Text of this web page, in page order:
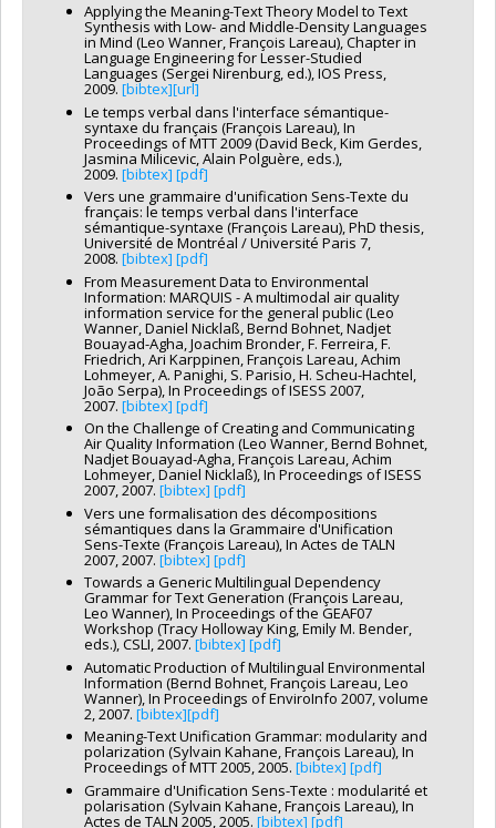
Applying the Meaning-Text Theory Model to Text
Synthesis with Low- and Middle-Density Languages
in Mind (Leo Wanner, François Lareau), Chapter in
Language Engineering for Lesser-Studied
Languages (Sergei Nirenburg, ed.), IOS Press,
2009. [bibtex][url]
Le temps verbal dans l'interface sémantique-
syntaxe du français (François Lareau), In
Proceedings of MTT 2009 (David Beck, Kim Gerdes,
Jasmina Milicevic, Alain Polguère, eds.),
2009. [bibtex] [pdf]
Vers une grammaire d'unification Sens-Texte du
français: le temps verbal dans l'interface
sémantique-syntaxe (François Lareau), PhD thesis,
Université de Montréal / Université Paris 7,
2008. [bibtex] [pdf]
From Measurement Data to Environmental
Information: MARQUIS - A multimodal air quality
information service for the general public (Leo
Wanner, Daniel Nicklaß, Bernd Bohnet, Nadjet
Bouayad-Agha, Joachim Bronder, F. Ferreira, F.
Friedrich, Ari Karppinen, François Lareau, Achim
Lohmeyer, A. Panighi, S. Parisio, H. Scheu-Hachtel,
João Serpa), In Proceedings of ISESS 2007,
2007. [bibtex] [pdf]
On the Challenge of Creating and Communicating
Air Quality Information (Leo Wanner, Bernd Bohnet,
Nadjet Bouayad-Agha, François Lareau, Achim
Lohmeyer, Daniel Nicklaß), In Proceedings of ISESS
2007, 2007. [bibtex] [pdf]
Vers une formalisation des décompositions
sémantiques dans la Grammaire d'Unification
Sens-Texte (François Lareau), In Actes de TALN
2007, 2007. [bibtex] [pdf]
Towards a Generic Multilingual Dependency
Grammar for Text Generation (François Lareau,
Leo Wanner), In Proceedings of the GEAF07
Workshop (Tracy Holloway King, Emily M. Bender,
eds.), CSLI, 2007.[bibtex] [pdf]
Automatic Production of Multilingual Environmental
Information (Bernd Bohnet, François Lareau, Leo
Wanner), In Proceedings of EnviroInfo 2007, volume
2, 2007. [bibtex][pdf]
Meaning-Text Unification Grammar: modularity and
polarization (Sylvain Kahane, François Lareau), In
Proceedings of MTT 2005, 2005. [bibtex] [pdf]
Grammaire d'Unification Sens-Texte : modularité et
polarisation (Sylvain Kahane, François Lareau), In
Actes de TALN 2005, 2005. [bibtex] [pdf]